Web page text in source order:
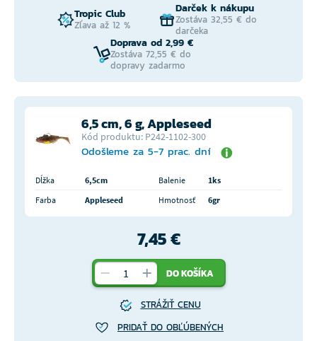
Tropic Club
Zľava až 12 %
Darček k nákupu
Zostáva 32,55 € do
darčeka
Doprava od 2,99 €
Zostáva 72,55 € do
dopravy zadarmo
6,5 cm, 6 g, Appleseed
Kód produktu: P242-1102-300
Odošleme za 5-7 prac. dní
Dĺžka 6,5cm Balenie
1ks
Farba
Appleseed Hmotnosť 6gr
7,45 €
DO KOŠÍKA
STRÁŽIŤ CENU
PRIDAŤ DO OBĽÚBENÝCH